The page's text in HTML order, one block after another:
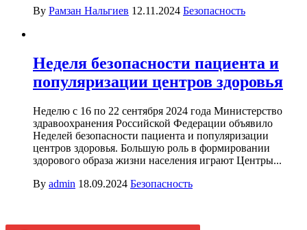
By Рамзан Нальгиев 12.11.2024 Безопасность
Неделя безопасности пациента и
популяризации центров здоровья
Неделю с 16 по 22 сентября 2024 года Министерство
здравоохранения Российской Федерации объявило
Неделей безопасности пациента и популяризации
центров здоровья. Большую роль в формировании
здорового образа жизни населения играют Центры...
By admin 18.09.2024 Безопасность